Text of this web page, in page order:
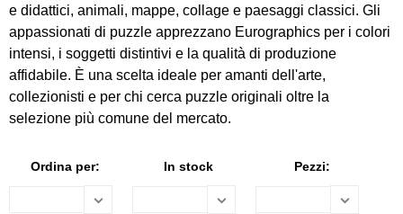
e didattici, animali, mappe, collage e paesaggi classici. Gli
appassionati di puzzle apprezzano Eurographics per i colori
intensi, i soggetti distintivi e la qualità di produzione
affidabile. È una scelta ideale per amanti dell'arte,
collezionisti e per chi cerca puzzle originali oltre la
selezione più comune del mercato.
Ordina per: In stock Pezzi: